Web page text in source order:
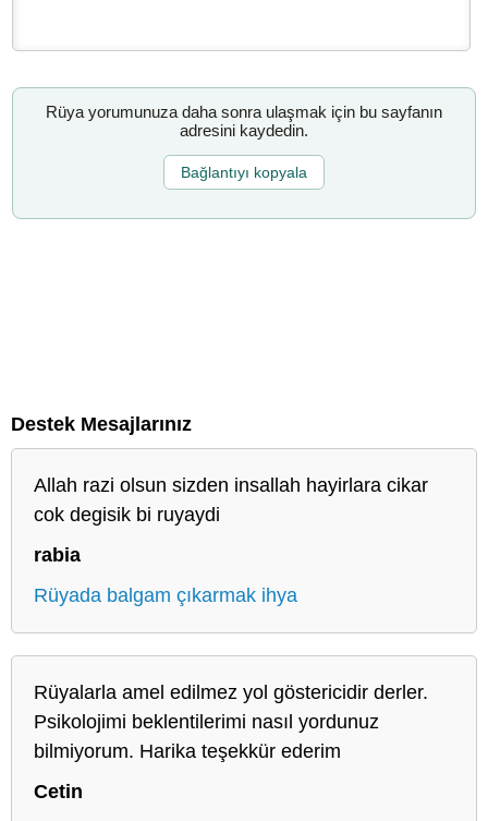
Rüya yorumunuza daha sonra ulaşmak için bu sayfanın
adresini kaydedin.
Bağlantıyı kopyala
Destek Mesajlarınız
Allah razi olsun sizden insallah hayirlara cikar
cok degisik bi ruyaydi
rabia
Rüyada balgam çıkarmak ihya
Rüyalarla amel edilmez yol göstericidir derler.
Psikolojimi beklentilerimi nasıl yordunuz
bilmiyorum. Harika teşekkür ederim
Cetin